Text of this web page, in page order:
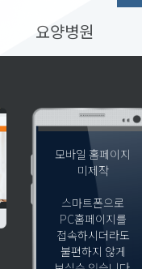
요양병원
모바일 홈페이지
미제작
스마트폰으로
PC홈페이지를
접속하시더라도
불편하지 않게